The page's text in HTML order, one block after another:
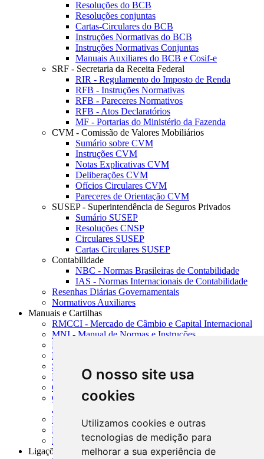
O nosso site usa
cookies
Utilizamos cookies e outras
tecnologias de medição para
melhorar a sua experiência de
Resoluções do BCB
Resoluções conjuntas
Cartas-Circulares do BCB
Instruções Normativas do BCB
Instruções Normativas Conjuntas
Manuais Auxiliares do BCB e Cosif-e
SRF - Secretaria da Receita Federal
RIR - Regulamento do Imposto de Renda
RFB - Instruções Normativas
RFB - Pareceres Normativos
RFB - Atos Declaratórios
MF - Portarias do Ministério da Fazenda
CVM - Comissão de Valores Mobiliários
Sumário sobre CVM
Instruções CVM
Notas Explicativas CVM
Deliberações CVM
Ofícios Circulares CVM
Pareceres de Orientação CVM
SUSEP - Superintendência de Seguros Privados
Sumário SUSEP
Resoluções CNSP
Circulares SUSEP
Cartas Circulares SUSEP
Contabilidade
NBC - Normas Brasileiras de Contabilidade
IAS - Normas Internacionais de Contabilidade
Resenhas Diárias Governamentais
Normativos Auxiliares
Manuais e Cartilhas
RMCCI - Mercado de Câmbio e Capital Internacional
MNI - Manual de Normas e Instruções
MTVM - Manual de Títulos e Valores Mobiliários
MCR - Manual de Crédito Rural
SISORF - Manual de Organização do SFN
MASUP - Manual de Supervisão Bancária
CADOC - Catálogo de Documentos
CNAE-CONCLA - Classificação Nacional de
Atividades Econômicas
PMF - Cartilhas do BCB
Manuais Auxiliares do BCB e Cosif-e
Resenhas Diárias Governamentais
Ligações Externas